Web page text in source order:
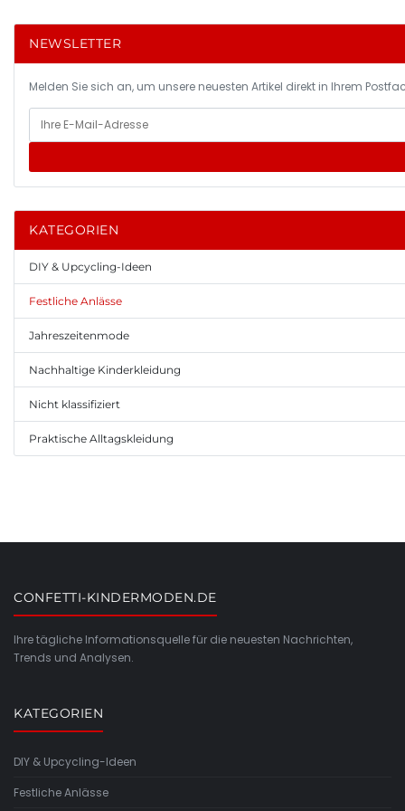
NEWSLETTER
Melden Sie sich an, um unsere neuesten Artikel direkt in Ihrem
KATEGORIEN
DIY & Upcycling-Ideen
Festliche Anlässe
Jahreszeitenmode
Nachhaltige Kinderkleidung
Nicht klassifiziert
Praktische Alltagskleidung
CONFETTI-KINDERMODEN.DE
Ihre tägliche Informationsquelle für die neuesten Nachrichten,
Trends und Analysen.
KATEGORIEN
DIY & Upcycling-Ideen
Festliche Anlässe